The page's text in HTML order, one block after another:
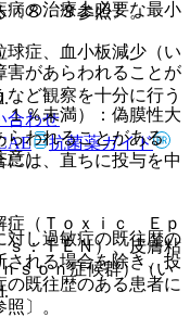
病の治療上必要な最小
があらわれることが
ど観察を十分に行う
意）
し過敏症の既往歴の
される場合を除き、投
既往歴のある患者に
〕。
〔８．３参照〕。
症、血小板減少（い
％未満）：偽膜性大
らわれることがある
は、直ちに投与を中
症（Ｔｏｘｉｃ Ｅｐ
：ＴＥＮ）、皮膚粘
ｓｏｎ症候群）（い
合わせ
抗菌薬ガイド